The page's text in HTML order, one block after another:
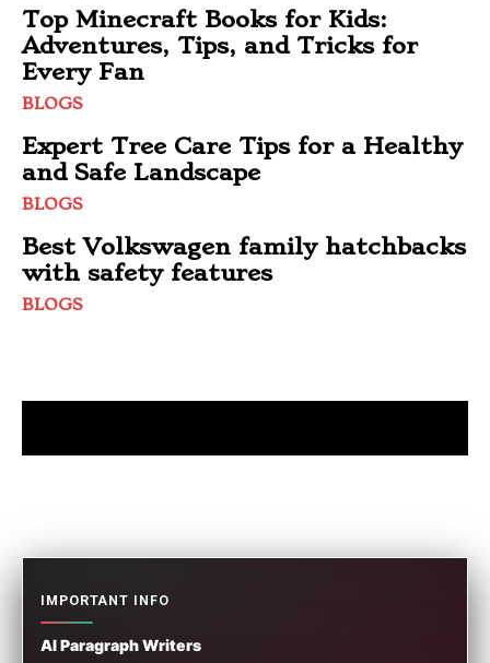
Top Minecraft Books for Kids:
Adventures, Tips, and Tricks for
Every Fan
BLOGS
Expert Tree Care Tips for a Healthy
and Safe Landscape
BLOGS
Best Volkswagen family hatchbacks
with safety features
BLOGS
IMPORTANT INFO
AI Paragraph Writers